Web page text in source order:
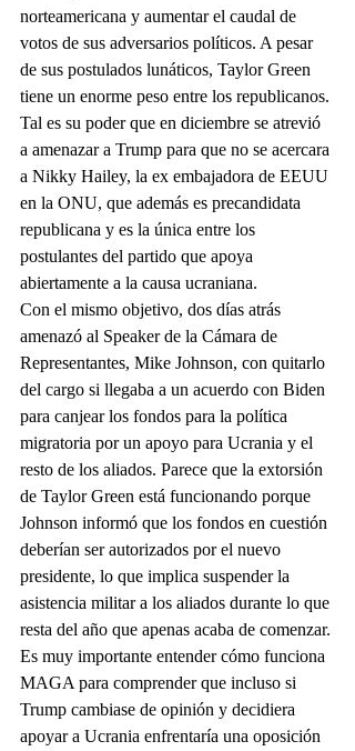
norteamericana y aumentar el caudal de
votos de sus adversarios políticos. A pesar
de sus postulados lunáticos, Taylor Green
tiene un enorme peso entre los republicanos.
Tal es su poder que en diciembre se atrevió
a amenazar a Trump para que no se acercara
a Nikky Hailey, la ex embajadora de EEUU
en la ONU, que además es precandidata
republicana y es la única entre los
postulantes del partido que apoya
abiertamente a la causa ucraniana.
Con el mismo objetivo, dos días atrás
amenazó al Speaker de la Cámara de
Representantes, Mike Johnson, con quitarlo
del cargo si llegaba a un acuerdo con Biden
para canjear los fondos para la política
migratoria por un apoyo para Ucrania y el
resto de los aliados. Parece que la extorsión
de Taylor Green está funcionando porque
Johnson informó que los fondos en cuestión
deberían ser autorizados por el nuevo
presidente, lo que implica suspender la
asistencia militar a los aliados durante lo que
resta del año que apenas acaba de comenzar.
Es muy importante entender cómo funciona
MAGA para comprender que incluso si
Trump cambiase de opinión y decidiera
apoyar a Ucrania enfrentaría una oposición